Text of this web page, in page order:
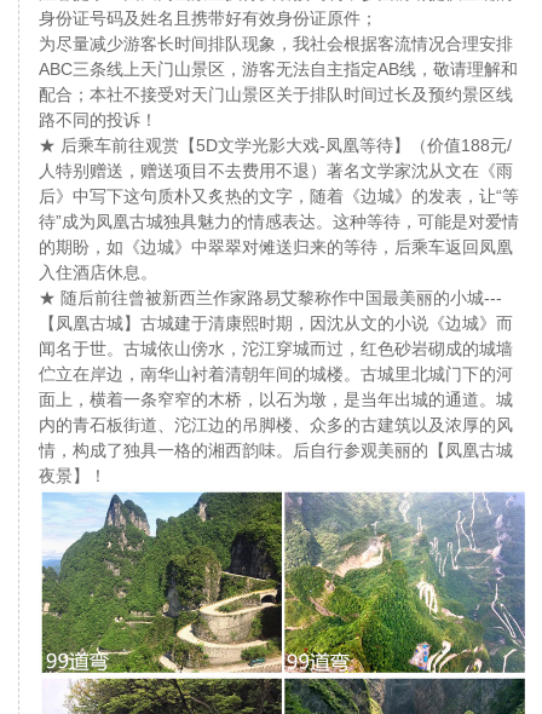
身份证号码及姓名且携带好有效身份证原件；
为尽量减少游客长时间排队现象，我社会根据客流情况合理安排
ABC三条线上天门山景区，游客无法自主指定AB线，敬请理解和
配合；本社不接受对天门山景区关于排队时间过长及预约景区线
路不同的投诉！
★ 后乘车前往观赏【5D文学光影大戏-凤凰等待】（价值188元/
人特别赠送，赠送项目不去费用不退）著名文学家沈从文在《雨
后》中写下这句质朴又炙热的文字，随着《边城》的发表，让“等
待”成为凤凰古城独具魅力的情感表达。这种等待，可能是对爱情
的期盼，如《边城》中翠翠对傩送归来的等待，后乘车返回凤凰
入住酒店休息。
★ 随后前往曾被新西兰作家路易艾黎称作中国最美丽的小城---
【凤凰古城】古城建于清康熙时期，因沈从文的小说《边城》而
闻名于世。古城依山傍水，沱江穿城而过，红色砂岩砌成的城墙
伫立在岸边，南华山衬着清朝年间的城楼。古城里北城门下的河
面上，横着一条窄窄的木桥，以石为墩，是当年出城的通道。城
内的青石板街道、沱江边的吊脚楼、众多的古建筑以及浓厚的风
情，构成了独具一格的湘西韵味。后自行参观美丽的【凤凰古城
夜景】！